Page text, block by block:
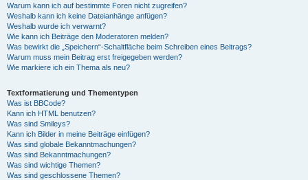
Warum kann ich auf bestimmte Foren nicht zugreifen?
Weshalb kann ich keine Dateianhänge anfügen?
Weshalb wurde ich verwarnt?
Wie kann ich Beiträge den Moderatoren melden?
Was bewirkt die „Speichern“-Schaltfläche beim Schreiben eines Beitrags?
Warum muss mein Beitrag erst freigegeben werden?
Wie markiere ich ein Thema als neu?
Textformatierung und Thementypen
Was ist BBCode?
Kann ich HTML benutzen?
Was sind Smileys?
Kann ich Bilder in meine Beiträge einfügen?
Was sind globale Bekanntmachungen?
Was sind Bekanntmachungen?
Was sind wichtige Themen?
Was sind geschlossene Themen?